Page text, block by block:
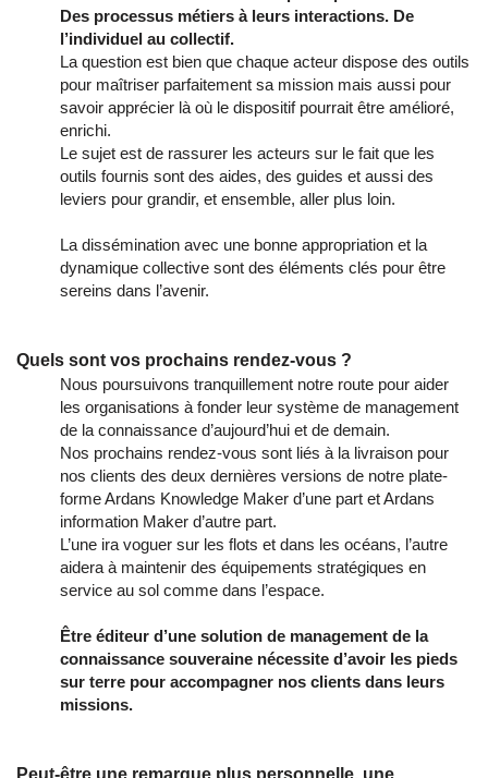
Des processus métiers à leurs interactions. De
l’individuel au collectif.
La question est bien que chaque acteur dispose des outils
pour maîtriser parfaitement sa mission mais aussi pour
savoir apprécier là où le dispositif pourrait être amélioré,
enrichi.
Le sujet est de rassurer les acteurs sur le fait que les
outils fournis sont des aides, des guides et aussi des
leviers pour grandir, et ensemble, aller plus loin.
La dissémination avec une bonne appropriation et la
dynamique collective sont des éléments clés pour être
sereins dans l’avenir.
Quels sont vos prochains rendez-vous ?
Nous poursuivons tranquillement notre route pour aider
les organisations à fonder leur système de management
de la connaissance d’aujourd’hui et de demain.
Nos prochains rendez-vous sont liés à la livraison pour
nos clients des deux dernières versions de notre plate-
forme Ardans Knowledge Maker d’une part et Ardans
information Maker d’autre part.
L’une ira voguer sur les flots et dans les océans, l’autre
aidera à maintenir des équipements stratégiques en
service au sol comme dans l’espace.
Être éditeur d’une solution de management de la
connaissance souveraine nécessite d’avoir les pieds
sur terre pour accompagner nos clients dans leurs
missions.